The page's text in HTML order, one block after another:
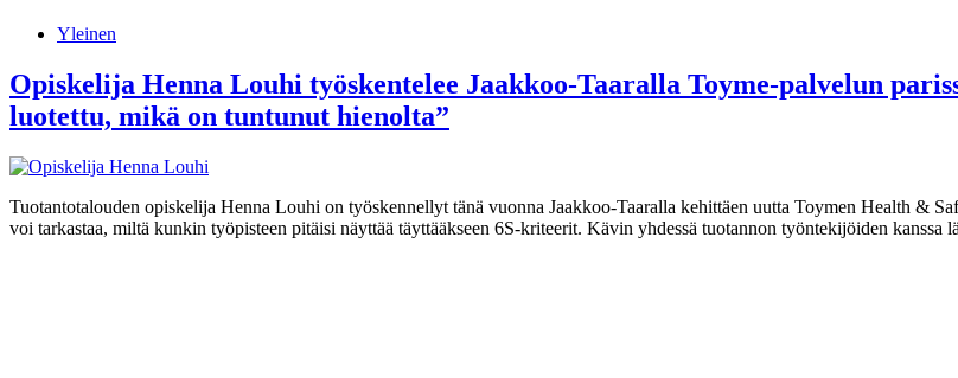
Yleinen
Opiskelija Henna Louhi työskentelee Jaakkoo-Taaralla Toyme-palvelun
luotettu, mikä on tuntunut hienolta”
Tuotantotalouden opiskelija Henna Louhi on työskennellyt tänä vuonna Jaakkoo-Taaralla kehittäen uutta Toymen Health &
voi tarkastaa, miltä kunkin työpisteen pitäisi näyttää täyttääkseen 6S-kriteerit. Kävin yhdessä tuotannon työntekijöiden kanssa